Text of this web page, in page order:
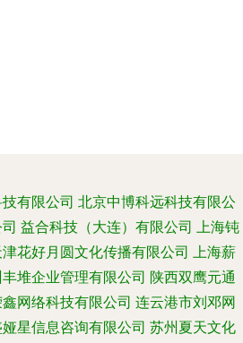
有限公司 北京中博科远科技有限公
益合科技（大连）有限公司 上海钝
津花好月圆文化传播有限公司 上海薪
堆企业管理有限公司 陕西双鹰元通
网络科技有限公司 连云港市刘邓网
星信息咨询有限公司 苏州夏天文化